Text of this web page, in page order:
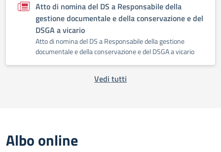
Atto di nomina del DS a Responsabile della
gestione documentale e della conservazione e del
DSGA a vicario
Atto di nomina del DS a Responsabile della gestione
documentale e della conservazione e del DSGA a vicario
Vedi tutti
Albo online